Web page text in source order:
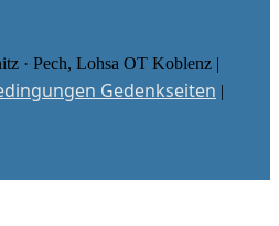
· Pech, Lohsa OT Koblenz |
Gedenkseiten |